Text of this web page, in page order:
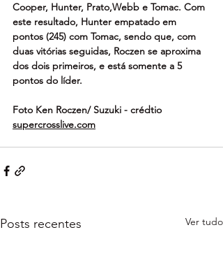
Cooper, Hunter, Prato,Webb e Tomac. Com
este resultado, Hunter empatado em
pontos (245) com Tomac, sendo que, com
duas vitórias seguidas, Roczen se aproxima
dos dois primeiros, e está somente a 5
pontos do líder.
Foto Ken Roczen/ Suzuki - crédtio
supercrosslive.com
Posts recentes Ver tudo